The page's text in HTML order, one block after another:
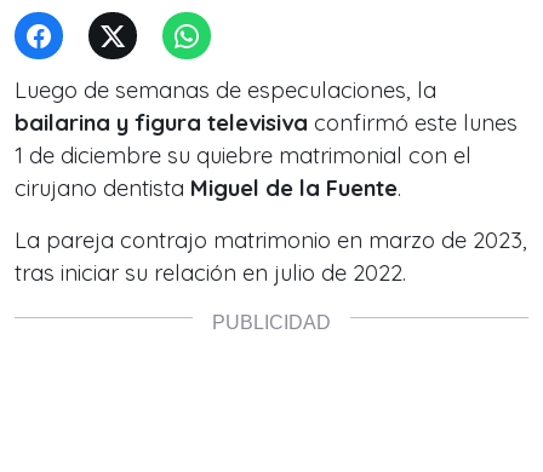
Luego de semanas de especulaciones, la
bailarina y figura televisiva confirmó este lunes
1 de diciembre su quiebre matrimonial con el
cirujano dentista Miguel de la Fuente.
La pareja contrajo matrimonio en marzo de 2023,
tras iniciar su relación en julio de 2022.